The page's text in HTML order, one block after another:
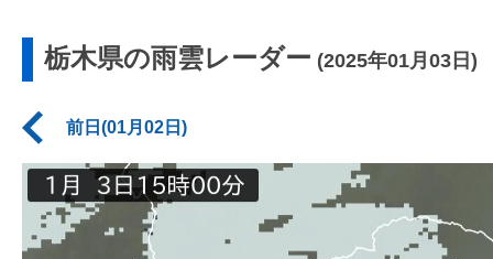
栃木県の雨雲レーダー (2025年01月03日)
前日(01月02日)